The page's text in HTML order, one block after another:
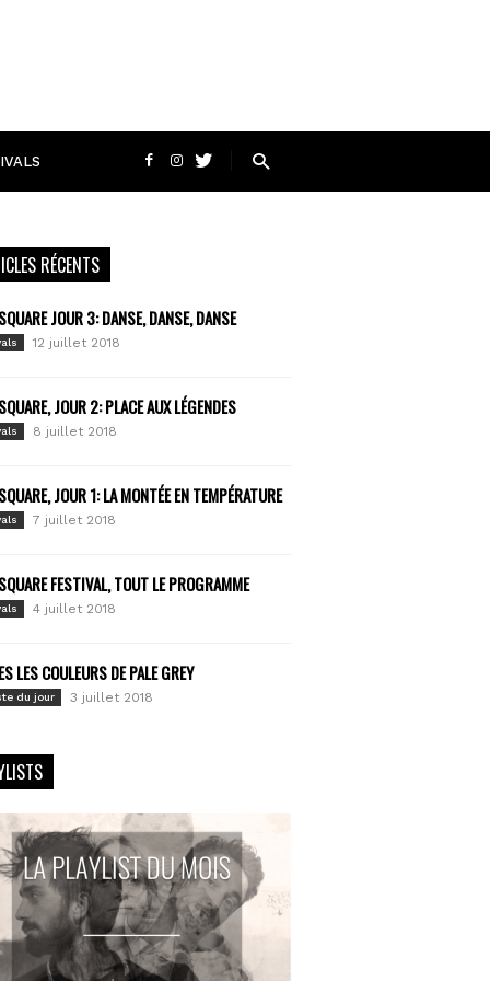
RÉCENTS
JOUR 3: DANSE, DANSE, DANSE
12 juillet 2018
JOUR 2: PLACE AUX LÉGENDES
8 juillet 2018
JOUR 1: LA MONTÉE EN TEMPÉRATURE
7 juillet 2018
FESTIVAL, TOUT LE PROGRAMME
4 juillet 2018
LES COULEURS DE PALE GREY
du jour 3 juillet 2018